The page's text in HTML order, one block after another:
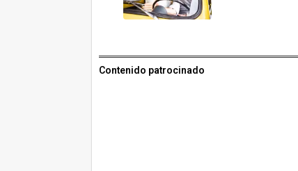
Contenido patrocinado